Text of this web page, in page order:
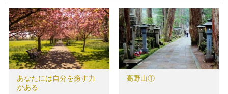
あなたには自分を癒す力
がある
高野山①